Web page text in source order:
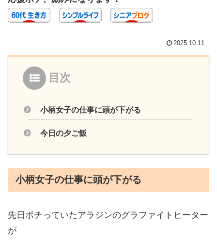
2025.10.11
目次
小柄女子の仕事に頭が下がる
今日の夕ご飯
小柄女子の仕事に頭が下がる
先日ポチっていたアラジンのグラファイトヒーター
が